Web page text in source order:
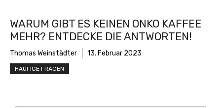
WARUM GIBT ES KEINEN ONKO KAFFEE
MEHR? ENTDECKE DIE ANTWORTEN!
Thomas Weinstädter 13. Februar 2023
HÄUFIGE FRAGEN